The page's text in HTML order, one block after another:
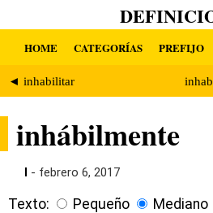
HOME CATEGORÍAS PREFIJO
◄ inhabilitar
inhábilmente
I - febrero 6, 2017
Texto: Pequeño Mediano